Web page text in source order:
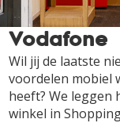
Vodafone
Wil jij de laatste
voordelen mobiel
heeft? We leggen
winkel in